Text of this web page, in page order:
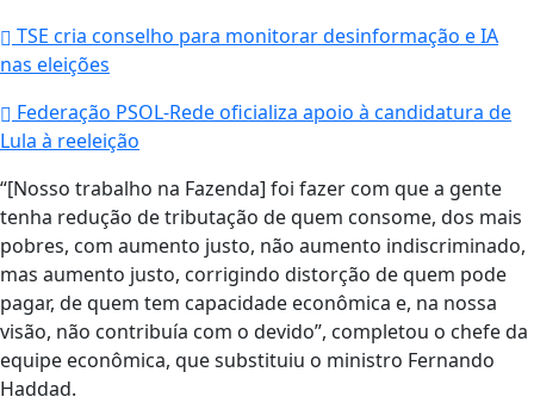
TSE cria conselho para monitorar desinformação e IA
nas eleições
Federação PSOL-Rede oficializa apoio à candidatura de
Lula à reeleição
“[Nosso trabalho na Fazenda] foi fazer com que a gente
tenha redução de tributação de quem consome, dos mais
pobres, com aumento justo, não aumento indiscriminado,
mas aumento justo, corrigindo distorção de quem pode
pagar, de quem tem capacidade econômica e, na nossa
visão, não contribuía com o devido”, completou o chefe da
equipe econômica, que substituiu o ministro Fernando
Haddad.